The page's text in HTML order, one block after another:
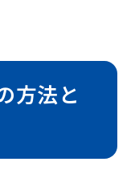
方法と